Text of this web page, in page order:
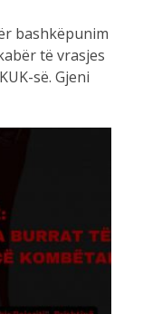
bashkëpunim
të vrasjes
së. Gjeni